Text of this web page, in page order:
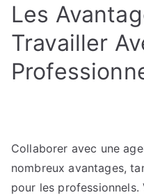
Les
Travailler
Collaborer avec une
nombreux avantages,
pour les professionnels.